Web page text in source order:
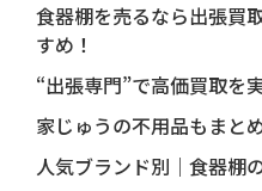
食器棚を売るなら出張買
すめ！
“出張専門”で高価買取を
家じゅうの不用品もまと
人気ブランド別｜食器棚